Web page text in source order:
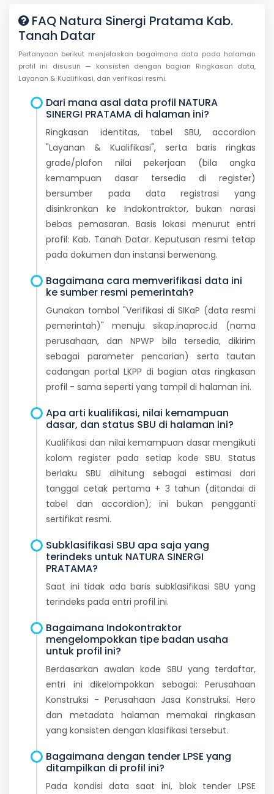
FAQ Natura Sinergi Pratama Kab.
Tanah Datar
Pertanyaan berikut menjelaskan bagaimana data pada halaman
profil ini disusun — konsisten dengan bagian Ringkasan data,
Layanan & Kualifikasi, dan verifikasi resmi.
Dari mana asal data profil NATURA
SINERGI PRATAMA di halaman ini?
Ringkasan identitas, tabel SBU, accordion
"Layanan & Kualifikasi", serta baris ringkas
grade/plafon nilai pekerjaan (bila angka
kemampuan dasar tersedia di register)
bersumber pada data registrasi yang
disinkronkan ke Indokontraktor, bukan narasi
bebas pemasaran. Basis lokasi menurut entri
profil: Kab. Tanah Datar. Keputusan resmi tetap
pada dokumen dan instansi berwenang.
Bagaimana cara memverifikasi data ini
ke sumber resmi pemerintah?
Gunakan tombol "Verifikasi di SIKaP (data resmi
pemerintah)" menuju sikap.inaproc.id (nama
perusahaan, dan NPWP bila tersedia, dikirim
sebagai parameter pencarian) serta tautan
cadangan portal LKPP di bagian atas ringkasan
profil - sama seperti yang tampil di halaman ini.
Apa arti kualifikasi, nilai kemampuan
dasar, dan status SBU di halaman ini?
Kualifikasi dan nilai kemampuan dasar mengikuti
kolom register pada setiap kode SBU. Status
berlaku SBU dihitung sebagai estimasi dari
tanggal cetak pertama + 3 tahun (ditandai di
tabel dan accordion); ini bukan pengganti
sertifikat resmi.
Subklasifikasi SBU apa saja yang
terindeks untuk NATURA SINERGI
PRATAMA?
Saat ini tidak ada baris subklasifikasi SBU yang
terindeks pada entri profil ini.
Bagaimana Indokontraktor
mengelompokkan tipe badan usaha
untuk profil ini?
Berdasarkan awalan kode SBU yang terdaftar,
entri ini dikelompokkan sebagai: Perusahaan
Konstruksi - Perusahaan Jasa Konstruksi. Hero
dan metadata halaman memakai ringkasan
yang konsisten dengan klasifikasi tersebut.
Bagaimana dengan tender LPSE yang
ditampilkan di profil ini?
Pada kondisi data saat ini, blok tender LPSE